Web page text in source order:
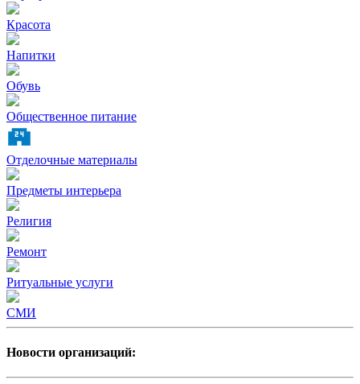
Красота
Напитки
Обувь
Общественное питание
Отделочные материалы
Предметы интерьера
Религия
Ремонт
Ритуальные услуги
СМИ
Новости организаций: